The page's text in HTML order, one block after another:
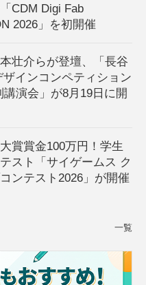
CDM Digi Fab
2026」を初開催
壮介らが登壇、「長谷
インコンペティション
演会」が8月19日に開
賞賞金100万円！学生
スト「サイゲームス ク
ンテスト2026」が開催
一覧